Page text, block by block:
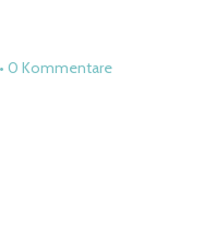
0 Kommentare